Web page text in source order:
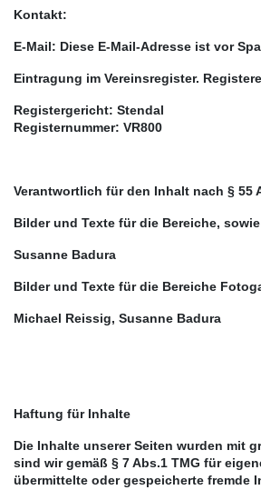
Kontakt:
E-Mail: Diese E-Mail-Adresse ist vor
Eintragung im Vereinsregister.
Registergericht: Stendal
Registernummer: VR800
Verantwortlich für den Inhalt nach § 55
Bilder und Texte für die Bereiche,
Susanne Badura
Bilder und Texte für die Bereiche
Michael Reissig, Susanne Badura
Haftung für Inhalte
Die Inhalte unserer Seiten wurden mit
sind wir gemäß § 7 Abs.1 TMG für
übermittelte oder gespeicherte fremde